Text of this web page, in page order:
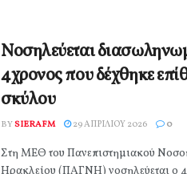
Νοσηλεύεται
4χρονος που δέχθηκε
σκύλου
BYSIERAFM 29 ΑΠΡΙΛΊΟΥ 2026 0
Στη ΜΕΘ του Πανεπιστημιακού
Ηρακλείου (ΠΑΓΝΗ) νοσηλεύεται ο